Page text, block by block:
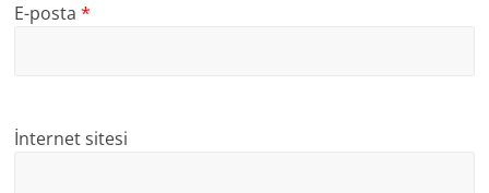
E-posta*
İnternet sitesi